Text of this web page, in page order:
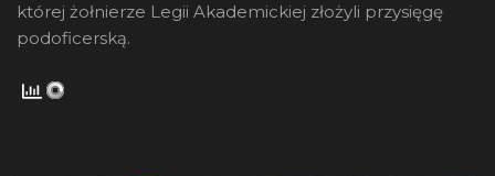
której żołnierze Legii Akademickiej złożyli przysięgę
podoficerską.